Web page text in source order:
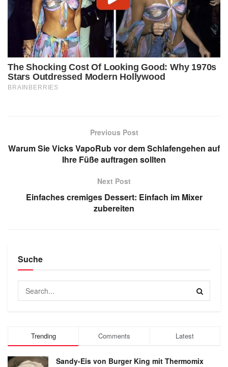
Previous Post
Warum Sie Vicks VapoRub vor dem Schlafengehen auf
Ihre Füße auftragen sollten
Next Post
Einfaches cremiges Dessert: Einfach im Mixer
zubereiten
Suche
Trending Comments Latest
Sandy-Eis von Burger King mit Thermomix